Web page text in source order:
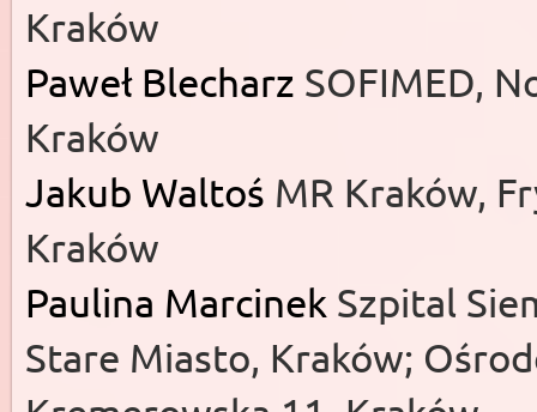
Kraków
Paweł Blecharz SOFIMED,
Kraków
Jakub Waltoś MR Kraków,
Kraków
Paulina Marcinek Szpital
Stare Miasto, Kraków;